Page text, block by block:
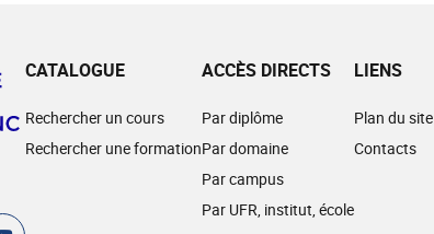
CATALOGUE
Rechercher un cours
Rechercher une formation
ACCÈS DIRECTS
Par diplôme
Par domaine
Par campus
Par UFR, institut, école
LIENS
Plan du site
Contacts